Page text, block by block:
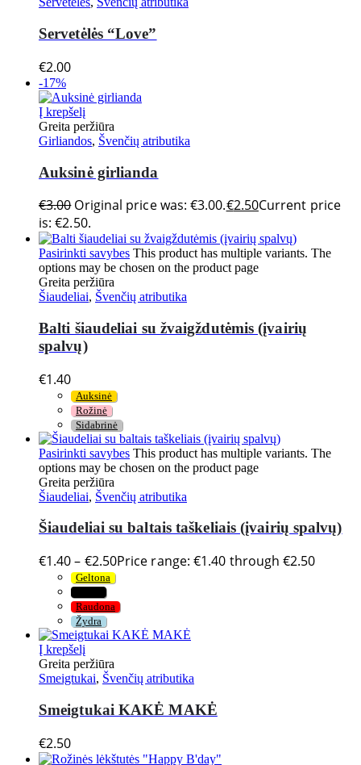
Servetėlės “Love”
€2.00
-17%
Į krepšelį
Greita peržiūra
Girliandos, Švenčių atributika
Auksinė girlianda
€3.00 Original price was: €3.00.€2.50Current price
is: €2.50.
Pasirinkti savybes This product has multiple variants. The
options may be chosen on the product page
Greita peržiūra
Šiaudeliai, Švenčių atributika
Balti šiaudeliai su žvaigždutėmis (įvairių
spalvų)
€1.40
Auksinė
Rožinė
Sidabrinė
Pasirinkti savybes This product has multiple variants. The
options may be chosen on the product page
Greita peržiūra
Šiaudeliai, Švenčių atributika
Šiaudeliai su baltais taškeliais (įvairių spalvų)
€1.40 – €2.50Price range: €1.40 through €2.50
Geltona
Raudona
Žydra
Į krepšelį
Greita peržiūra
Smeigtukai, Švenčių atributika
Smeigtukai KAKĖ MAKĖ
€2.50